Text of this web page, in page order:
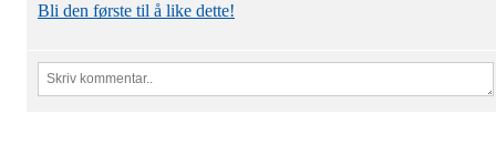
Bli den første til å like dette!